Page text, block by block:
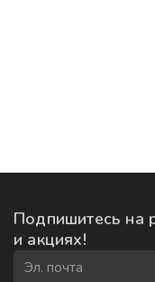
Подпишитесь на
и акциях!